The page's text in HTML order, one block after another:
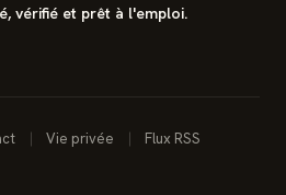
vérifié et prêt à l'emploi.
Vie privée Flux RSS